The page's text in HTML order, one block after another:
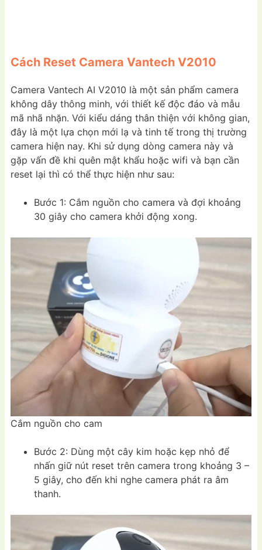
Cách Reset Camera Vantech V2010
Camera Vantech AI V2010 là một sản phẩm camera
không dây thông minh, với thiết kế độc đáo và mẫu
mã nhã nhặn. Với kiểu dáng thân thiện với không gian,
đây là một lựa chọn mới lạ và tinh tế trong thị trường
camera hiện nay. Khi sử dụng dòng camera này và
gặp vấn đề khi quên mật khẩu hoặc wifi và bạn cần
reset lại thì có thể thực hiện như sau:
Bước 1: Cắm nguồn cho camera và đợi khoảng
30 giây cho camera khởi động xong.
Cắm nguồn cho cam
Bước 2: Dùng một cây kim hoặc kẹp nhỏ để
nhấn giữ nút reset trên camera trong khoảng 3 –
5 giây, cho đến khi nghe camera phát ra âm
thanh.